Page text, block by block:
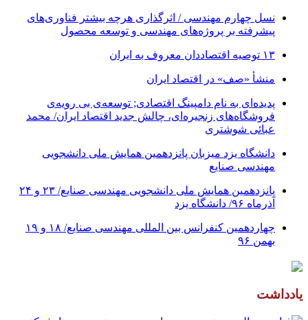
نسل چهارم مهندسی / اثرگذاری هرچه بیشتر فناوری‌های
پیشرفته بر پروژه‌های مهندسی و توسعه محصول
۱۳ توصیه اقتصاددان معروف به ایران
منشأ «صف» در اقتصاد ایران
پدیده‌ای به نام دامپینگ اقتصادی; توسعه‌ی بی رویه‌ی
فروشگاه‌های زنجیره‌ای، چالش جدید اقتصاد ایران/ محمد
عبائی شوشتری
دانشگاه یزد میزبان پانزدهمین همایش ملی دانشجویی
مهندسی صنایع
پانزدهمین همایش ملی دانشجویی مهندسی صنایع/ ۲۳ و ۲۴
آذرماه ۹۶/ دانشگاه یزد
چهاردهمین کنفرانس بین المللی مهندسی صنایع/ ۱۸ و ۱۹
بهمن ۹۶
یادداشت